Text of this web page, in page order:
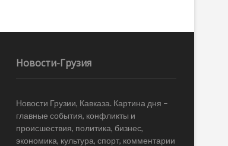
Новости-Грузия
Новости Грузии, Кавказа. Картина дня –
главные события, конфликты и
происшествия, политика, бизнес,
экономика, культура, спорт, комментарии